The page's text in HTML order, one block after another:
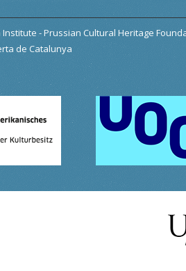
- Prussian Cultural Heritage
de Catalunya